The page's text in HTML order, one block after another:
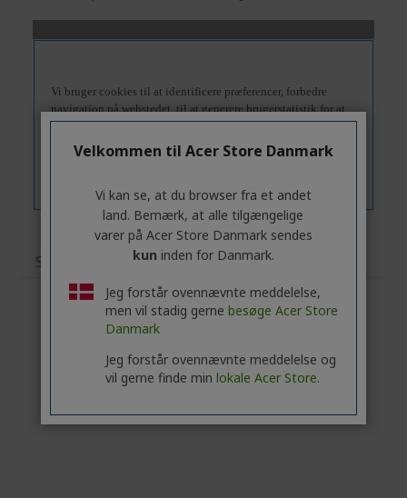
Specifikationer
Velkommen til Acer Store Danmark
Vi kan se, at du browser fra et andet
land. Bemærk, at alle tilgængelige
varer på Acer Store Danmark sendes
kun inden for Danmark.
Jeg forstår ovennævnte meddelelse,
men vil stadig gerne besøge Acer Store
Danmark
Jeg forstår ovennævnte meddelelse og
vil gerne finde min lokale Acer Store.